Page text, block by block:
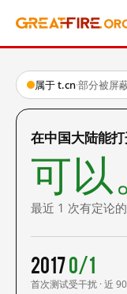
属于 t.cn·部分被屏
在中国大陆能
可以
最近 1 次有定论
2017
首次测试
0/1
受干扰 · 近